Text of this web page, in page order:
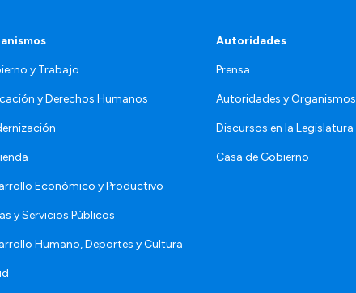
y Trabajo
y Derechos Humanos
Económico y Productivo
y Servicios Públicos
Humano, Deportes y Cultura
Autoridades
Prensa
Autoridades y Organismos
Discursos en la Legislatura
Casa de Gobierno